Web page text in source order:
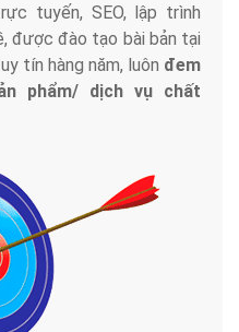
tuyến, SEO, lập trình
được đào tạo bài bản tại
tín hàng năm, luôn đem
phẩm/ dịch vụ chất